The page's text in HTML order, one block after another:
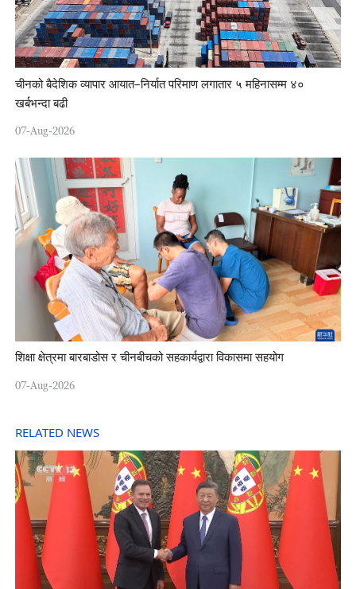
चीनको बैदेशिक व्यापार आयात–निर्यात परिमाण लगातार ५ महिनासम्म ४०
खर्बभन्दा बढी
07-Aug-2026
शिक्षा क्षेत्रमा बारबाडोस र चीनबीचको सहकार्यद्वारा विकासमा सहयोग
07-Aug-2026
RELATED NEWS